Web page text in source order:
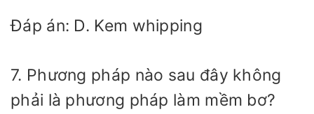
Đáp án: D. Kem whipping
7. Phương pháp nào sau đây không
phải là phương pháp làm mềm bơ?